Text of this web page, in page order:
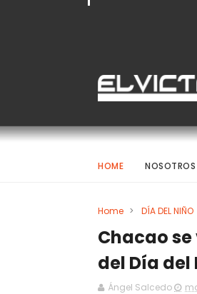
HOME NOSOTROS
Home > DÍA DEL NIÑO
Chacao
del Día del
Ángel Salcedo